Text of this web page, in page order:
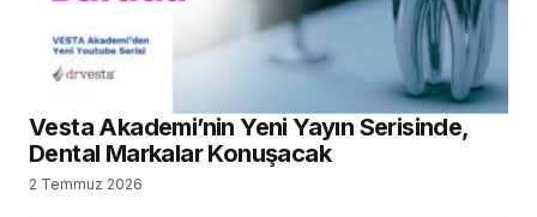
Vesta Akademi’nin Yeni Yayın Serisinde,
Dental Markalar Konuşacak
2 Temmuz 2026